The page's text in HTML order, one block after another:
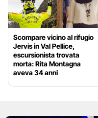
Scompare vicino al rifugio
Jervis in Val Pellice,
escursionista trovata
morta: Rita Montagna
aveva 34 anni